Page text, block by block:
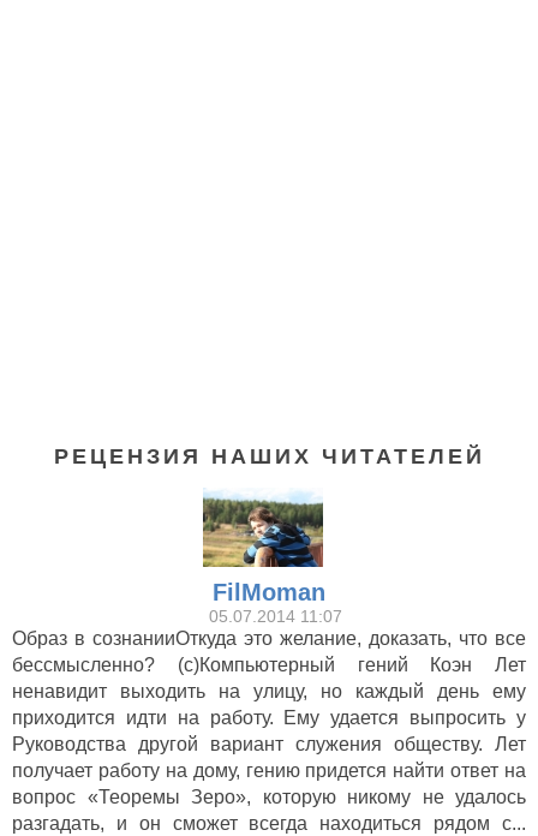
Воображариум доктора
Парнаса (2009)
РЕЦЕНЗИЯ НАШИХ ЧИТАТЕЛЕЙ
FilMoman
05.07.2014 11:07
Образ в сознанииОткуда это желание, доказать, что все
бессмысленно? (с)Компьютерный гений Коэн Лет
ненавидит выходить на улицу, но каждый день ему
приходится идти на работу. Ему удается выпросить у
Руководства другой вариант служения обществу. Лет
получает работу на дому, гению придется найти ответ на
вопрос «Теоремы Зеро», которую никому не удалось
разгадать, и он сможет всегда находиться рядом с...